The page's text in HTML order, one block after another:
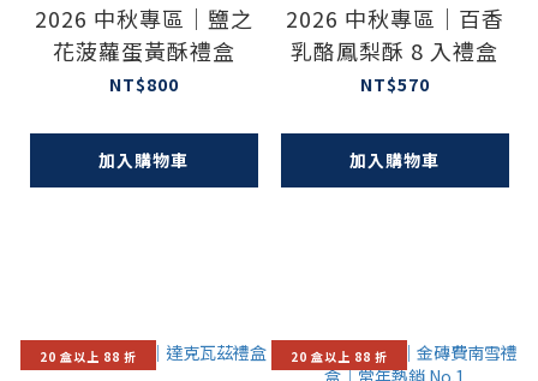
2026 中秋專區｜鹽之
花菠蘿蛋黃酥禮盒
NT$800
加入購物車
2026 中秋專區｜百香
乳酪鳳梨酥 8 入禮盒
NT$570
加入購物車
20 盒以上 88 折 20 盒以上 88 折